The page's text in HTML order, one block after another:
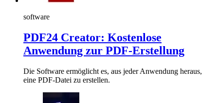
software
PDF24 Creator: Kostenlose
Anwendung zur PDF-Erstellung
Die Software ermöglicht es, aus jeder Anwendung heraus,
eine PDF-Datei zu erstellen.